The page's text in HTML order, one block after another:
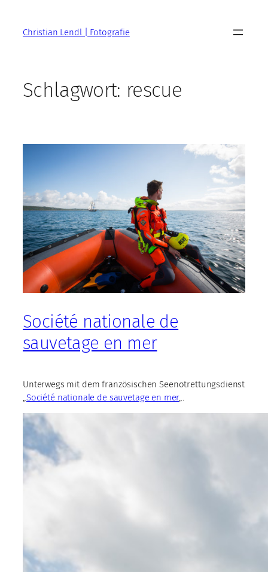
springenChristian Lendl | Fotografie
Schlagwort: rescue
Société nationale de
sauvetage en mer
Unterwegs mit dem französischen Seenotrettungsdienst
„Société nationale de sauvetage en mer„.